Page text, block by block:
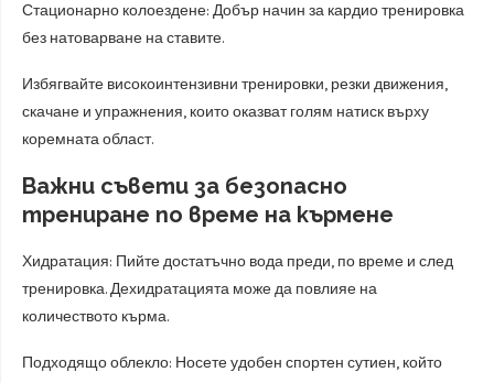
Стационарно колоездене: Добър начин за кардио тренировка
без натоварване на ставите.
Избягвайте високоинтензивни тренировки, резки движения,
скачане и упражнения, които оказват голям натиск върху
коремната област.
Важни съвети за безопасно
трениране по време на кърмене
Хидратация: Пийте достатъчно вода преди, по време и след
тренировка. Дехидратацията може да повлияе на
количеството кърма.
Подходящо облекло: Носете удобен спортен сутиен, който